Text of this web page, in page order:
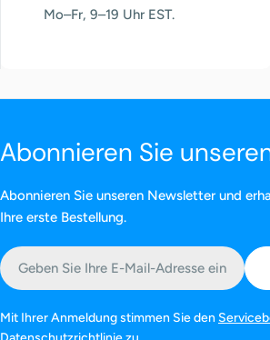
Mo–Fr, 9–19 Uhr EST.
Abonnieren Sie
Abonnieren Sie unseren Newsletter und
Ihre erste Bestellung.
E-
Mail
Mit Ihrer Anmeldung stimmen Sie den